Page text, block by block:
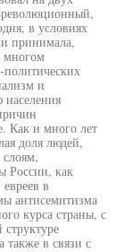
в условиях
принимала,
многом
политических
и
Как и много лет
доля людей,
России, как
в
антисемитизма
курса страны, с
также в связи с